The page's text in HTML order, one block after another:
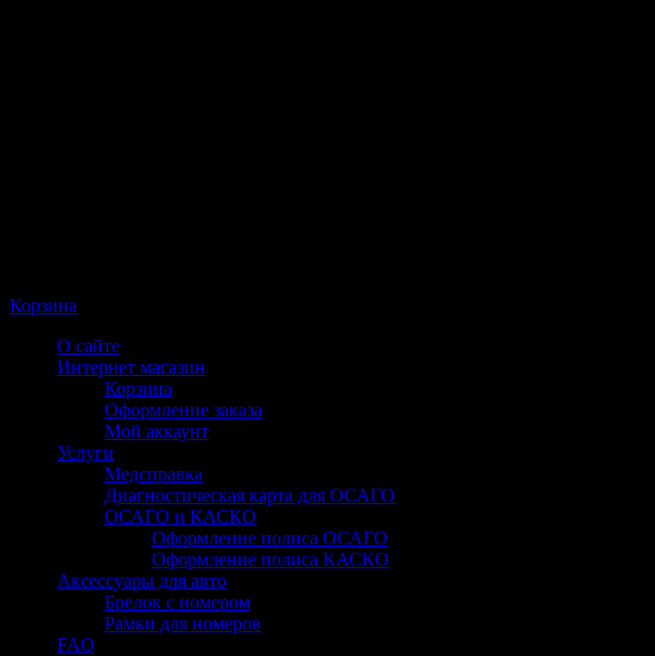
Корзина
О сайте
Интернет магазин
Корзина
Оформление заказа
Мой аккаунт
Услуги
Медсправка
Диагностическая карта для ОСАГО
ОСАГО и КАСКО
Оформление полиса ОСАГО
Оформление полиса КАСКО
Аксессуары для авто
Брелок с номером
Рамки для номеров
FAQ